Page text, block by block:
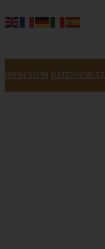
IMPRESSUM DATENSCHUTZ